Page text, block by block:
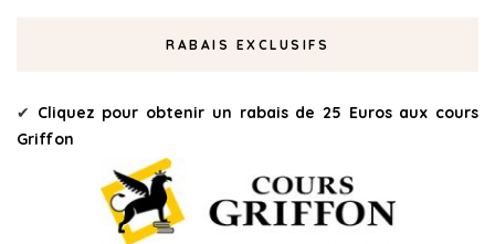
RABAIS EXCLUSIFS
✔ Cliquez pour obtenir un rabais de 25 Euros aux cours
Griffon